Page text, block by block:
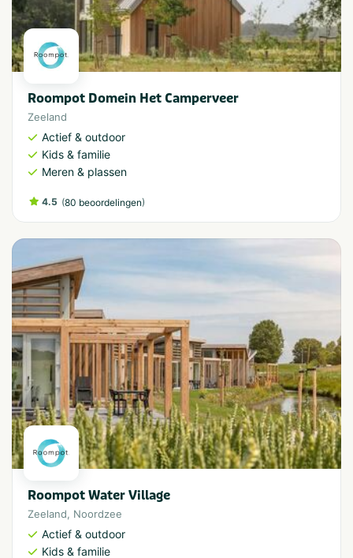
Roompot Domein Het Camperveer
Zeeland
Actief & outdoor
Kids & familie
Meren & plassen
4.5 (80 beoordelingen)
Roompot Water Village
Zeeland, Noordzee
Actief & outdoor
Kids & familie